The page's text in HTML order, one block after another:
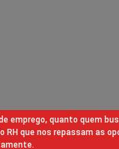
quanto quem
que nos repassam as